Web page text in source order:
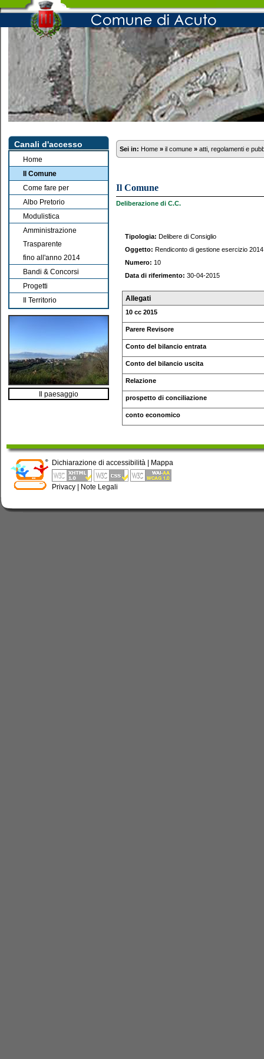
Canali d'accesso
Home
Il Comune
Come fare per
Albo Pretorio
Modulistica
Amministrazione
Trasparente
fino all'anno 2014
Bandi & Concorsi
Progetti
Il Territorio
Il paesaggio
Sei in: Home » il comune » atti, regolamenti e
Il Comune
Deliberazione di C.C.
Tipologia: Delibere di Consiglio
Oggetto: Rendiconto di gestione esercizio
Numero: 10
Data di riferimento: 30-04-2015
Allegati
10 cc 2015
Parere Revisore
Conto del bilancio entrata
Conto del bilancio uscita
Relazione
prospetto di conciliazione
conto economico
Dichiarazione di accessibilità | Mappa
Privacy | Note Legali